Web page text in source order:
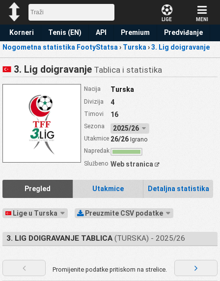
LIGE MENI
Korneri Tenis (EN) API Premium
Predviđanje
Nogometna statistika FootyStatsa › Turska ›3. Lig doigravanje
3. Lig doigravanje Tablica i statistika
Nacija Turska
Divizija 4
Timovi 16
Sezona 2025/26
Utakmice 26/26Igrano
Napredak
Službeno Web stranica
Pregled Utakmice Detaljna statistika
Lige u Turska Preuzmite CSV podatke
3. LIG DOIGRAVANJE TABLICA(TURSKA) - 2025/26
Promijenite podatke pritiskom na strelice.